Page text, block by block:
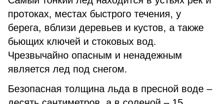
протоках, местах быстрого течения, у
берега, вблизи деревьев и кустов, а также
бьющих ключей и стоковых вод.
Чрезвычайно опасным и ненадежным
является лед под снегом.
Безопасная толщина льда в пресной воде –